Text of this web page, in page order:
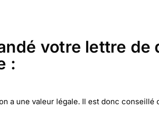
votre lettre
:
a une valeur légale. Il est donc